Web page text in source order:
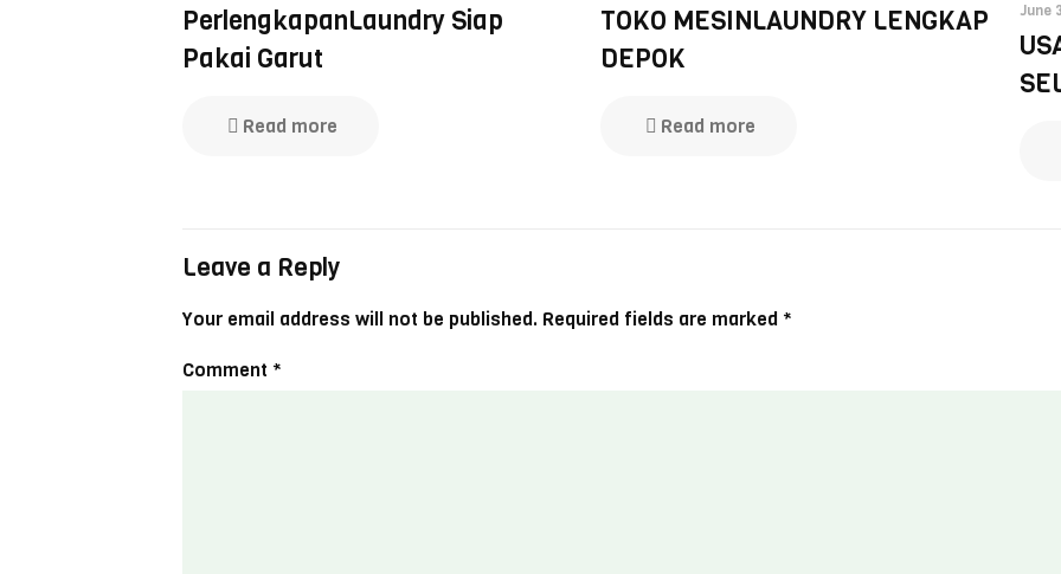
PerlengkapanLaundry Siap
Pakai Garut
Read more
TOKO MESINLAUNDRY LENGKAP
DEPOK
Read more
June
Leave a Reply
Your email address will not be published. Required fields are marked *
Comment *